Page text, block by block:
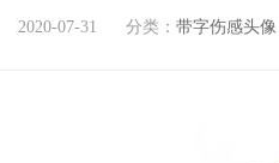
2020-07-31 分类： 带字伤感头像